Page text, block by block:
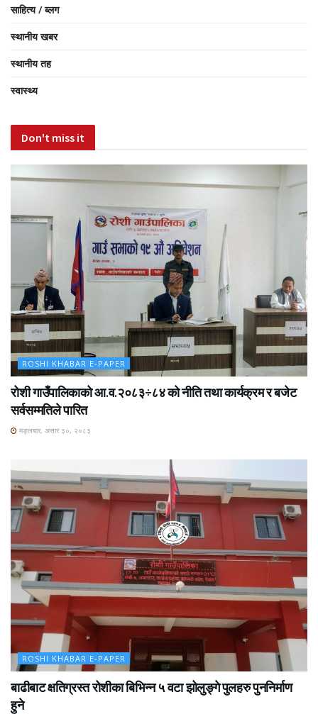
साहित्य / ब्लग
स्थानीय खबर
स्थानीय तह
स्वास्थ्य
Don't miss it
ROSHI KHABAR E-PAPER
रोशी गाउँपालिकाको आ.व.२०८३÷८४ को नीति तथा कार्यक्रम र बजेट
सर्वसम्मतिले पारित
मङ्लबार, असार ३०, २०८३
ROSHI KHABAR E-PAPER
बाढीबाट क्षतिग्रस्त रोशीका बिभिन्न ५ वटा झोलुङ्गे पुलहरु पुननिर्माण
हुने